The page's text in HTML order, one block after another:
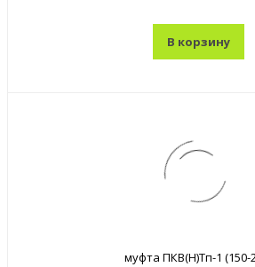
В корзину
муфта ПКВ(Н)Тп-1 (150-